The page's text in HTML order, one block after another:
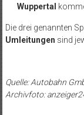
Wuppertal
Die drei genannten
Umleitungen sind
Quelle: Autobahn
Archivfoto: